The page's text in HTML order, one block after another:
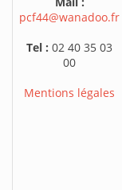
pcf44@wanadoo.fr
Tel : 02 40 35 03
00
Mentions légales